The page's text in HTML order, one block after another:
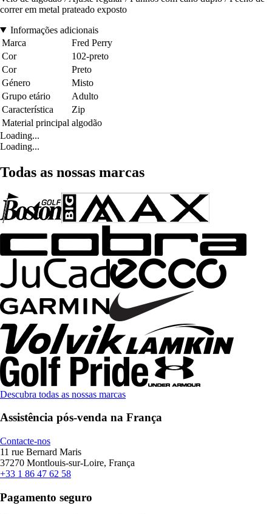
correr em metal prateado exposto
Informações adicionais
Marca
Fred Perry
Cor
102-preto
Cor
Preto
Género
Misto
Grupo etário
Adulto
Característica
Zip
Material principal algodão
Loading...
Loading...
Todas as nossas marcas
Descubra todas as nossas marcas
Assistência pós-venda na França
Contacte-nos
11 rue Bernard Maris
37270 Montlouis-sur-Loire, França
+33 1 86 47 62 58
Pagamento seguro